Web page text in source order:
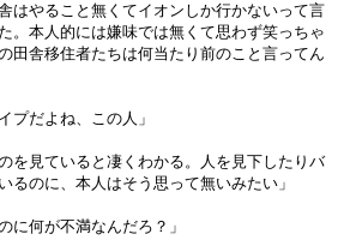
はやること無くてイオンしか行かないって言
。本人的には嫌味では無くて思わず笑っちゃ
田舎移住者たちは何当たり前のこと言ってん
プだよね、この人」
を見ていると凄くわかる。人を見下したりバ
るのに、本人はそう思って無いみたい」
に何が不満なんだろ？」